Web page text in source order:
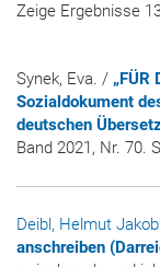
Zeige Ergebnisse
Synek, Eva. / „FÜR
Sozialdokument
deutschen
Band 2021, Nr. 70.
Deibl, Helmut Jakob
anschreiben